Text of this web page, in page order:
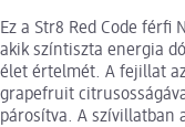
Ez a Str8 Red Code férfi
akik színtiszta energia
élet értelmét. A fejillat
grapefruit
párosítva. A szívillatban